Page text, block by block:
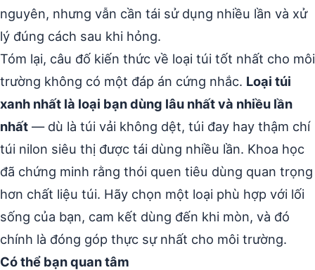
nguyên, nhưng vẫn cần tái sử dụng nhiều lần và xử
lý đúng cách sau khi hỏng.
Tóm lại, câu đố kiến thức về loại túi tốt nhất cho môi
trường không có một đáp án cứng nhắc. Loại túi
xanh nhất là loại bạn dùng lâu nhất và nhiều lần
nhất — dù là túi vải không dệt, túi đay hay thậm chí
túi nilon siêu thị được tái dùng nhiều lần. Khoa học
đã chứng minh rằng thói quen tiêu dùng quan trọng
hơn chất liệu túi. Hãy chọn một loại phù hợp với lối
sống của bạn, cam kết dùng đến khi mòn, và đó
chính là đóng góp thực sự nhất cho môi trường.
Có thể bạn quan tâm